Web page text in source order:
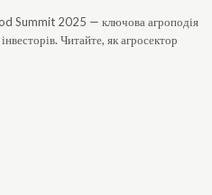
Summit 2025 — ключова агроподія
Читайте, як агросектор